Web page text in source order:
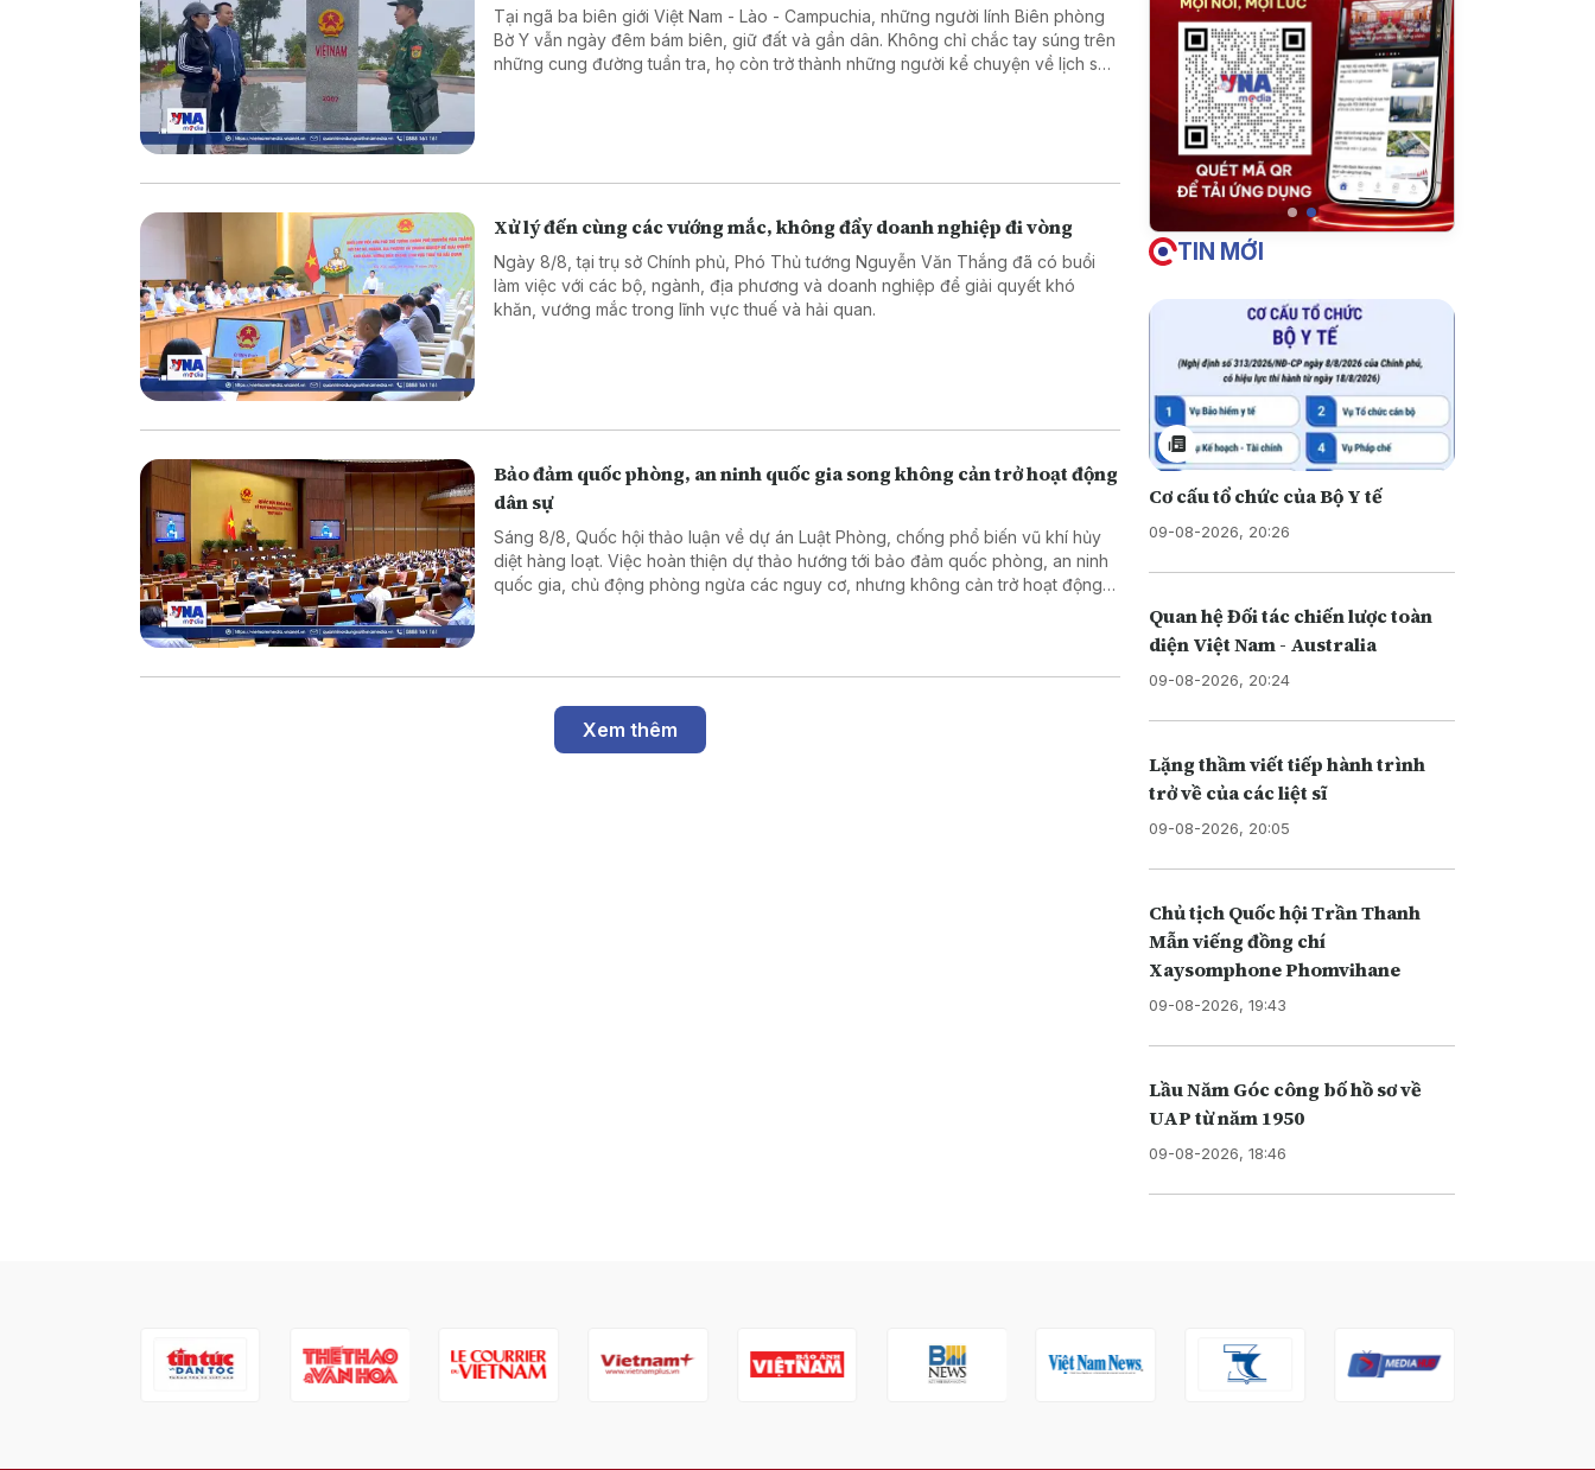
Tại ngã ba biên giới Việt Nam - Lào - Campuchia, những người lính Biên phòng
Bờ Y vẫn ngày đêm bám biên, giữ đất và gần dân. Không chỉ chắc tay súng trên
những cung đường tuần tra, họ còn trở thành những người kể chuyện về lịch sử,
Xử lý đến cùng các vướng mắc, không đẩy doanh nghiệp đi vòng
Ngày 8/8, tại trụ sở Chính phủ, Phó Thủ tướng Nguyễn Văn Thắng đã có buổi
làm việc với các bộ, ngành, địa phương và doanh nghiệp để giải quyết khó
khăn, vướng mắc trong lĩnh vực thuế và hải quan.
Bảo đảm quốc phòng, an ninh quốc gia song không cản trở hoạt động
dân sự
Sáng 8/8, Quốc hội thảo luận về dự án Luật Phòng, chống phổ biến vũ khí hủy
diệt hàng loạt. Việc hoàn thiện dự thảo hướng tới bảo đảm quốc phòng, an ninh
quốc gia, chủ động phòng ngừa các nguy cơ, nhưng không cản trở hoạt động
Xem thêm
TIN MỚI
Cơ cấu tổ chức của Bộ Y tế
09-08-2026, 20:26
Quan hệ Đối tác chiến lược toàn
diện Việt Nam - Australia
09-08-2026, 20:24
Lặng thầm viết tiếp hành trình
trở về của các liệt sĩ
09-08-2026, 20:05
Chủ tịch Quốc hội Trần Thanh
Mẫn viếng đồng chí
Xaysomphone Phomvihane
09-08-2026, 19:43
Lầu Năm Góc công bố hồ sơ về
UAP từ năm 1950
09-08-2026, 18:46